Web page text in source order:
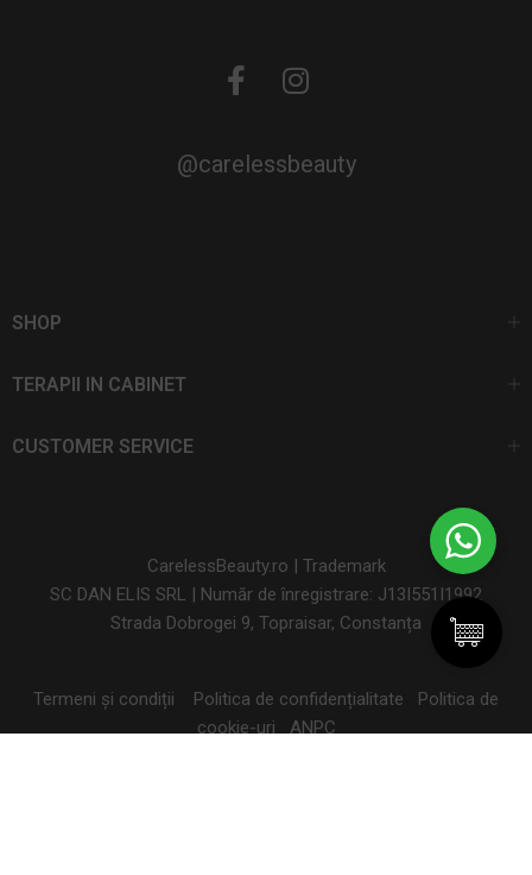
@carelessbeauty
SHOP
TERAPII IN CABINET
CUSTOMER SERVICE
CarelessBeauty.ro | Trademark
SC DAN ELIS SRL | Număr de înregistrare: J13I551I1992
Strada Dobrogei 9, Topraisar, Constanța
Termeni și condiții Politica de confidențialitate
Politica de
cookie-uri
ANPC